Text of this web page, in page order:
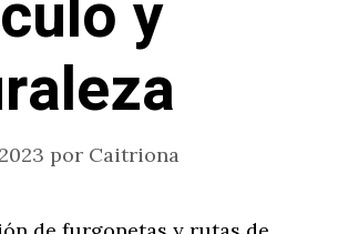
por Caitriona